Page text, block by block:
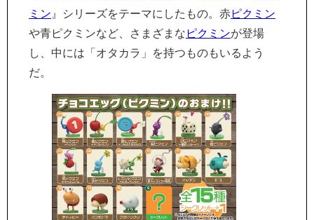
ミン 』シリーズをテーマにしたもの。赤ピクミン
や青ピクミンなど、さまざまな ピクミンが登場
し、中には「オタカラ」を持つものもいるよう
だ。